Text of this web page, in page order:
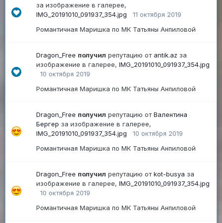
за изображение в галерее,
IMG_20191010_091937_354.jpg
11 октября 2019
Романтичная Маришка по МК Татьяны Анпиловой
Dragon_Free получил репутацию от antik.az за
изображение в галерее, IMG_20191010_091937_354.jpg
10 октября 2019
Романтичная Маришка по МК Татьяны Анпиловой
Dragon_Free получил репутацию отВалентина
Бергер за изображение в галерее,
IMG_20191010_091937_354.jpg
10 октября 2019
Романтичная Маришка по МК Татьяны Анпиловой
Dragon_Free получил репутацию отkot-busya за
изображение в галерее, IMG_20191010_091937_354.jpg
10 октября 2019
Романтичная Маришка по МК Татьяны Анпиловой